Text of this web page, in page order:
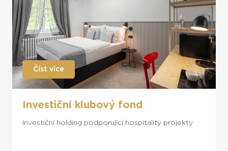
Číst více
Investiční klubový fond
Investiční holding podporující hospitality projekty